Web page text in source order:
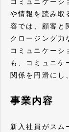
や情報を読み取
容では、顧客と
クロージング力
コミュニケーシ
も、コミュニケ
関係を円滑にし
事業内容
新入社員がスム